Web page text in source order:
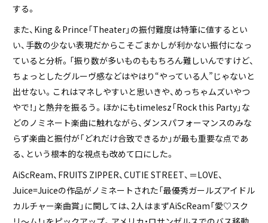
する。
また、King & Prince「Theater」の振付難度は特筆に値するとい
い、手数の少ない表現だからこそごまかしが利かない振付になっ
ていると分析。「振り数が多いものももちろん難しいんですけど、
ちょっとしたグルーヴ感などはやはり“やっている人”じゃないと
出せない。これはマネしやすいと思いきや、めっちゃムズいやつ
やで！」と熱弁を振るう。ほかにもtimelesz「Rock this Party」な
どのノミネート楽曲に触れながら、ダンスパフォーマンスのみな
らず楽曲と振付が「どれだけ合致できるか」が最も重要な点であ
る、という根本的な視点も改めて口にした。
AiScReam、FRUITS ZIPPER、CUTIE STREET、＝LOVE、
Juice=Juiceの作品がノミネートされた「最優秀ガールズアイドル
カルチャー楽曲賞」に関しては、2人はまずAiScReam「愛♡スク